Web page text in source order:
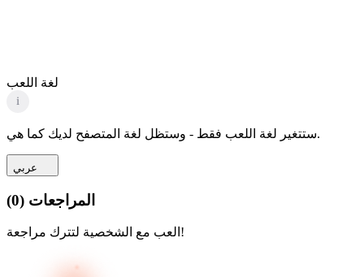
لغة اللعب
i
ستتغير لغة اللعب فقط - وستظل لغة المتصفح لديك كما هي.
عربي
المراجعات (
0
)
العب مع الشخصية لتترك مراجعة!